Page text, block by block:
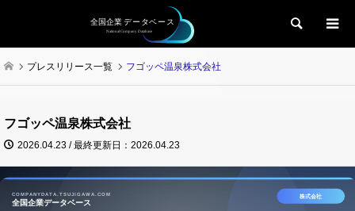
検索
プレスリリース一覧 フゴッペ温泉株式会社
フゴッペ温泉株式会社
2026.04.23 / 最終更新日：2026.04.23